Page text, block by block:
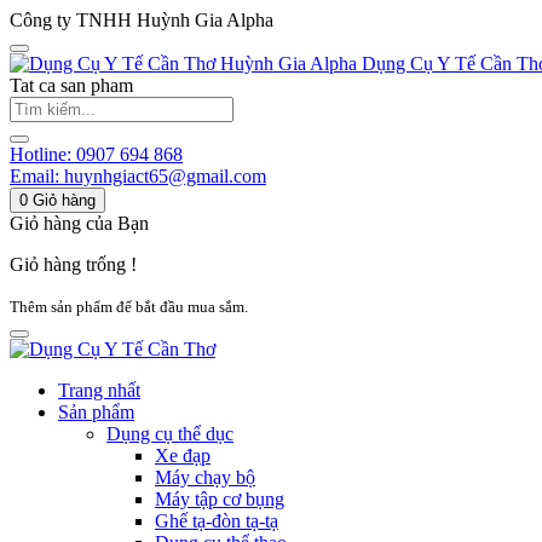
Công ty TNHH Huỳnh Gia Alpha
Huỳnh Gia Alpha Dụng Cụ Y Tế Cần
Tat ca san pham
Hotline: 0907 694 868
Email: huynhgiact65@gmail.com
0 Giỏ hàng
Giỏ hàng của Bạn
Giỏ hàng trống !
Thêm sản phẩm để bắt đầu mua sắm.
Trang nhất
Sản phẩm
Dụng cụ thể dục
Xe đạp
Máy chạy bộ
Máy tập cơ bụng
Ghế tạ-đòn tạ-tạ